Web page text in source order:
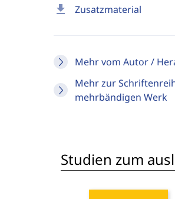
download Zusatzmaterial
Mehr vom Autor /
Mehr zur
mehrbändigen Werk
Studien zum